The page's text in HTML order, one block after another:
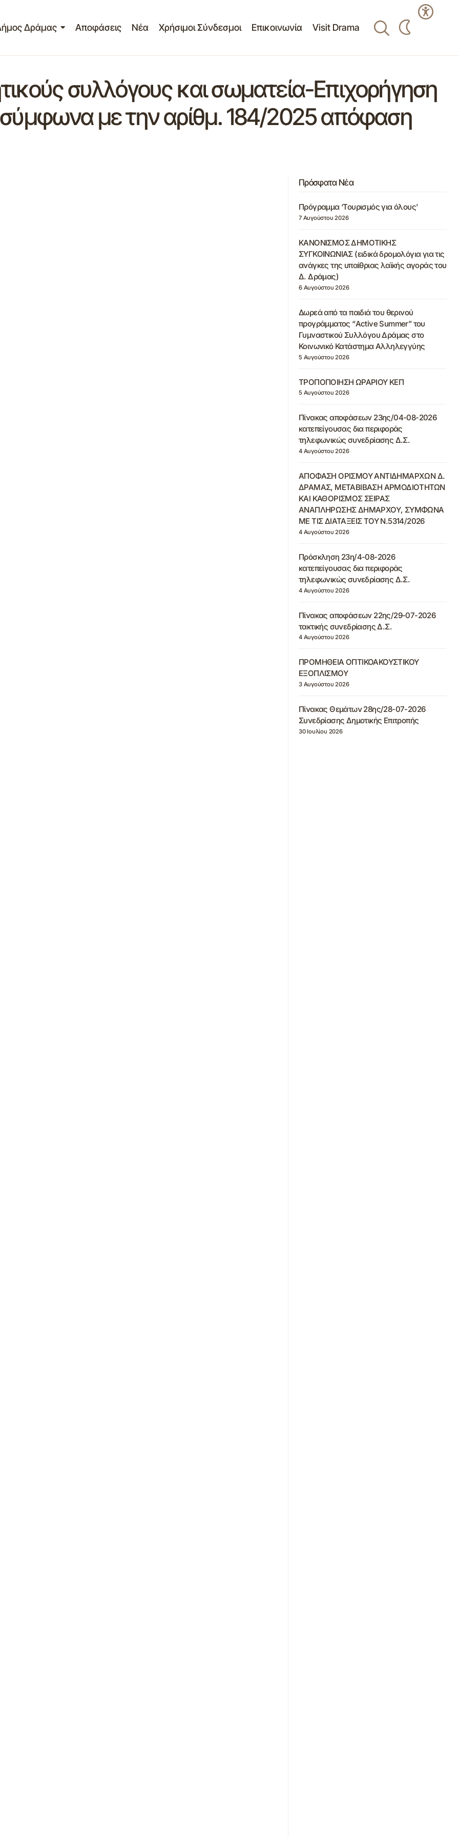
Δράμας Αποφάσεις Νέα Χρήσιμοι Σύνδεσμοι Επικοινωνία Visit Drama
συλλόγους και σωματεία-Επιχορήγηση
με την αρίθμ. 184/2025 απόφαση
Πρόσφατα Νέα
Πρόγραμμα ‘Τουρισμός για όλους’
7 Αυγούστου 2026
ΚΑΝΟΝΙΣΜΟΣ ΔΗΜΟΤΙΚΗΣ
ΣΥΓΚΟΙΝΩΝΙΑΣ (ειδικά δρομολόγια για τις
ανάγκες της υπαίθριας λαϊκής αγοράς του
Δ. Δράμας)
6 Αυγούστου 2026
Δωρεά από τα παιδιά του θερινού
προγράμματος “Active Summer” του
Γυμναστικού Συλλόγου Δράμας στο
Κοινωνικό Κατάστημα Αλληλεγγύης
5 Αυγούστου 2026
ΤΡΟΠΟΠΟΙΗΣΗ ΩΡΑΡΙΟΥ ΚΕΠ
5 Αυγούστου 2026
Πίνακας αποφάσεων 23ης/04-08-2026
κατεπείγουσας δια περιφοράς
τηλεφωνικώς συνεδρίασης Δ.Σ.
4 Αυγούστου 2026
ΑΠΟΦΑΣΗ ΟΡΙΣΜΟΥ ΑΝΤΙΔΗΜΑΡΧΩΝ Δ.
ΔΡΑΜΑΣ, ΜΕΤΑΒΙΒΑΣΗ ΑΡΜΟΔΙΟΤΗΤΩΝ
ΚΑΙ ΚΑΘΟΡΙΣΜΟΣ ΣΕΙΡΑΣ
ΑΝΑΠΛΗΡΩΣΗΣ ΔΗΜΑΡΧΟΥ, ΣΥΜΦΩΝΑ
ΜΕ ΤΙΣ ΔΙΑΤΑΞΕΙΣ ΤΟΥ Ν.5314/2026
4 Αυγούστου 2026
Πρόσκληση 23η/4-08-2026
κατεπείγουσας δια περιφοράς
τηλεφωνικώς συνεδρίασης Δ.Σ.
4 Αυγούστου 2026
Πίνακας αποφάσεων 22ης/29-07-2026
τακτικής συνεδρίασης Δ.Σ.
4 Αυγούστου 2026
ΠΡΟΜΗΘΕΙΑ ΟΠΤΙΚΟΑΚΟΥΣΤΙΚΟΥ
ΕΞΟΠΛΙΣΜΟΥ
3 Αυγούστου 2026
Πίνακας Θεμάτων 28ης/28-07-2026
Συνεδρίασης Δημοτικής Επιτροπής
30 Ιουλίου 2026